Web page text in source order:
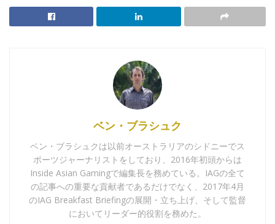
ベン・ブラシュク
ベン・ブラシュクは以前オーストラリアのシドニーでス
ポーツジャーナリストをしており、2016年初頭からは
Inside Asian Gamingで編集長を務めている。IAGの全て
の記事への重要な貢献者であるだけでなく、2017年4月
のIAG Breakfast Briefingの展開・立ち上げ、そして監督
においてリーダー的役割を務めた。